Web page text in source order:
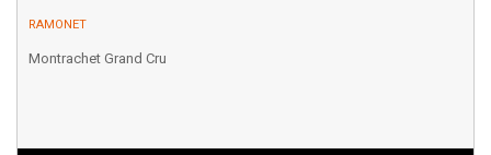
RAMONET
Montrachet Grand Cru